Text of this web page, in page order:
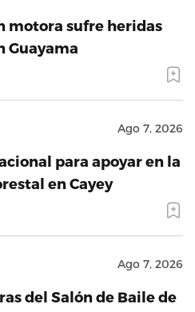
motora sufre heridas
Guayama
Ago 7, 2026
para apoyar en la
en Cayey
Ago 7, 2026
del Salón de Baile de